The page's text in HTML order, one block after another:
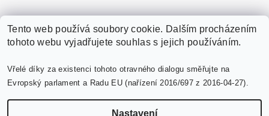
Tento web používá soubory cookie. Dalším procházením
tohoto webu vyjadřujete souhlas s jejich používáním.
Vřelé díky za existenci tohoto otravného dialogu směřujte na
Evropský parlament a Radu EU (nařízení 2016/697 z 2016-04-27).
Nastavení